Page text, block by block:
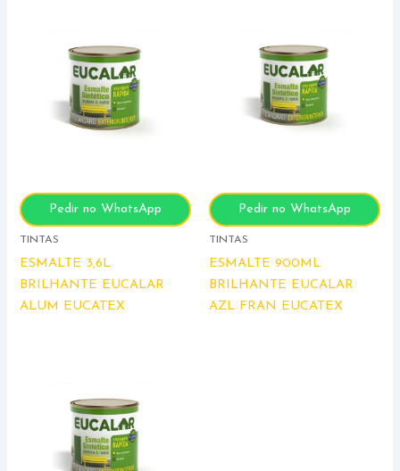
Pedir no WhatsApp
TINTAS
ESMALTE 3,6L
BRILHANTE EUCALAR
ALUM EUCATEX
Pedir no WhatsApp
TINTAS
ESMALTE 900ML
BRILHANTE EUCALAR
AZL FRAN EUCATEX